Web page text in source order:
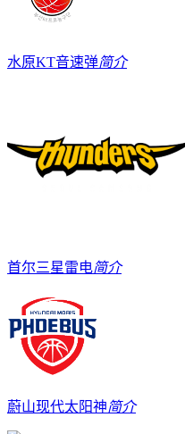
水原KT音速弹简介
首尔三星雷电简介
蔚山现代太阳神简介